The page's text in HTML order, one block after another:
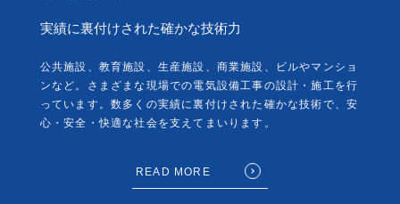
実績に裏付けされた確かな技術力
公共施設、教育施設、生産施設、商業施設、ビルやマンショ
ンなど。さまざまな現場での電気設備工事の設計・施工を行
っています。数多くの実績に裏付けされた確かな技術で、安
心・安全・快適な社会を支えてまいります。
READ MORE